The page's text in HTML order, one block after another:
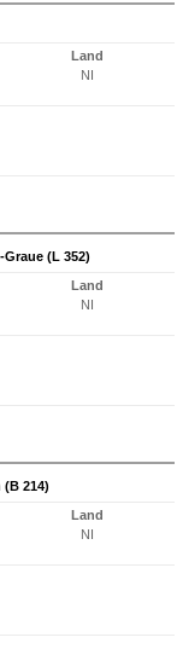
Land
NI
(L 352)
Land
NI
214)
Land
NI